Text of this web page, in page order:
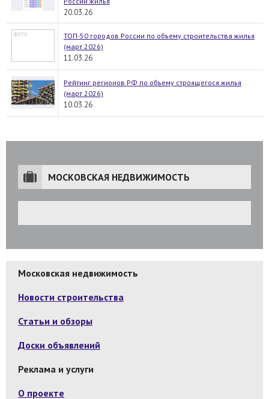
20.03.26
ТОП-50 городов России по объему строительства жилья
(март 2026)
11.03.26
Рейтинг регионов РФ по объему строящегося жилья
(март 2026)
10.03.26
МОСКОВСКАЯ НЕДВИЖИМОСТЬ
Московская недвижимость
Новости строительства
Статьи и обзоры
Доски объявлений
Реклама и услуги
О проекте